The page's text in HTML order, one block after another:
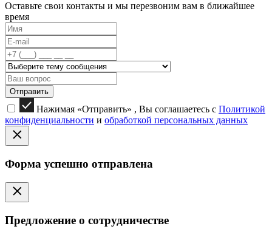
Оставьте свои контакты и мы перезвоним вам в ближайшее
время
Отправить
Нажимая «Отправить» , Вы соглашаетесь с Политикой
конфиденциальности и обработкой персональных данных
Форма успешно отправлена
Предложение о сотрудничестве